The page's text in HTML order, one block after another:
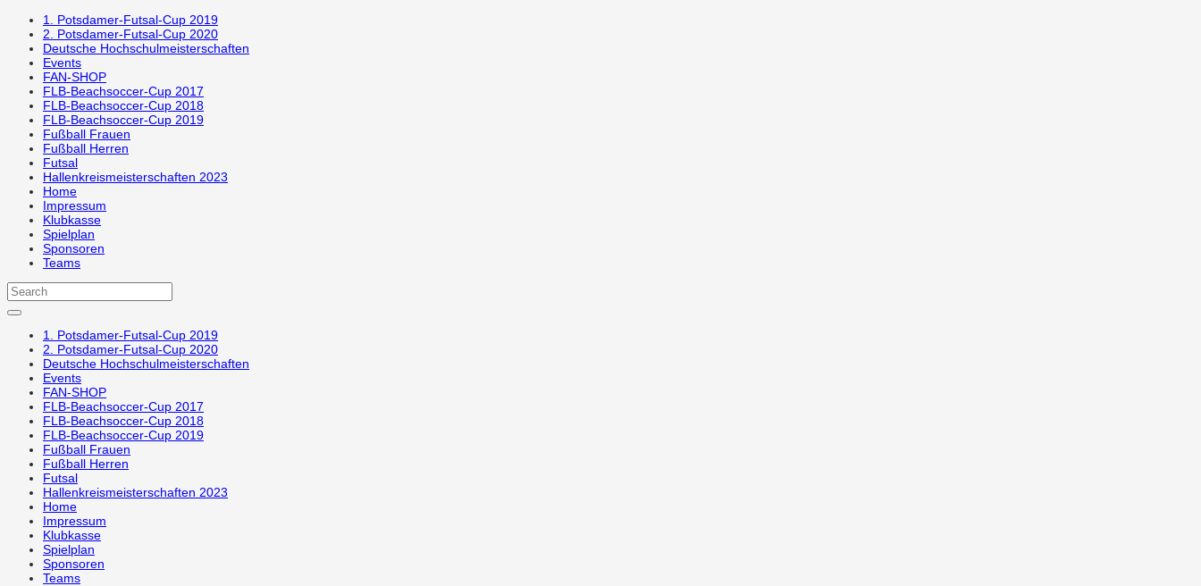
1. Potsdamer-Futsal-Cup 2019
2. Potsdamer-Futsal-Cup 2020
Deutsche Hochschulmeisterschaften
Events
FAN-SHOP
FLB-Beachsoccer-Cup 2017
FLB-Beachsoccer-Cup 2018
FLB-Beachsoccer-Cup 2019
Fußball Frauen
Fußball Herren
Futsal
Hallenkreismeisterschaften 2023
Home
Impressum
Klubkasse
Spielplan
Sponsoren
Teams
1. Potsdamer-Futsal-Cup 2019
2. Potsdamer-Futsal-Cup 2020
Deutsche Hochschulmeisterschaften
Events
FAN-SHOP
FLB-Beachsoccer-Cup 2017
FLB-Beachsoccer-Cup 2018
FLB-Beachsoccer-Cup 2019
Fußball Frauen
Fußball Herren
Futsal
Hallenkreismeisterschaften 2023
Home
Impressum
Klubkasse
Spielplan
Sponsoren
Teams